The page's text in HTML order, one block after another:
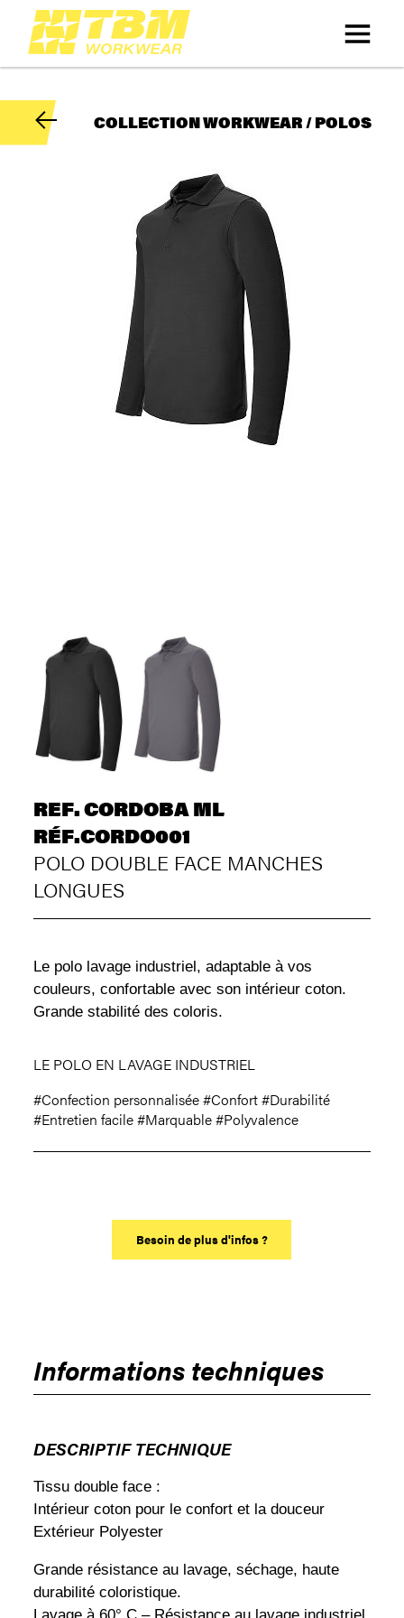
COLLECTION WORKWEAR / POLOS
REF. CORDOBA ML
RÉF.CORDO001
POLO DOUBLE FACE MANCHES
LONGUES
Le polo lavage industriel, adaptable à vos
couleurs, confortable avec son intérieur coton.
Grande stabilité des coloris.
LE POLO EN LAVAGE INDUSTRIEL
#Confection personnalisée#Confort#Durabilité
#Entretien facile#Marquable#Polyvalence
Besoin de plus d'infos ?
Informations techniques
DESCRIPTIF TECHNIQUE
Tissu double face :
Intérieur coton pour le confort et la douceur
Extérieur Polyester
Grande résistance au lavage, séchage, haute
durabilité coloristique.